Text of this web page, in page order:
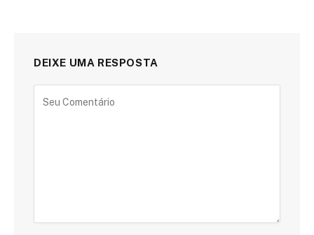
DEIXE UMA RESPOSTA